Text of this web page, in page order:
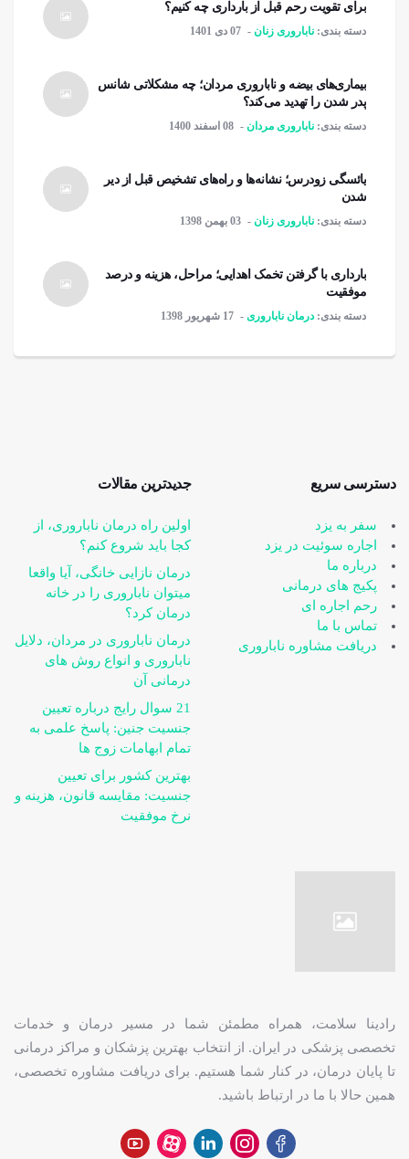
برای تقویت رحم قبل از بارداری چه کنیم؟
دسته بندی: ناباروری زنان 07 دی 1401
بیماری‌های بیضه و ناباروری مردان؛ چه مشکلاتی شانس
پدر شدن را تهدید می‌کند؟
دسته بندی: ناباروری مردان 08 اسفند 1400
یائسگی زودرس؛ نشانه‌ها و راه‌های تشخیص قبل از دیر
شدن
دسته بندی: ناباروری زنان 03 بهمن 1398
بارداری با گرفتن تخمک اهدایی؛ مراحل، هزینه و درصد
موفقیت
دسته بندی: درمان ناباروری 17 شهریور 1398
دسترسی سریع
سفر به یزد
اجاره سوئیت در یزد
درباره ما
پکیج های درمانی
رحم اجاره ای
تماس با ما
دریافت مشاوره ناباروری
جدیدترین مقالات
اولین راه درمان ناباروری، از
کجا باید شروع کنم؟
درمان نازایی خانگی، آیا واقعا
می‎توان ناباروری را در خانه
درمان کرد؟
درمان ناباروری در مردان، دلایل
ناباروری و انواع روش های
درمانی آن
21 سوال رایج درباره تعیین
جنسیت جنین: پاسخ علمی به
تمام ابهامات زوج ها
بهترین کشور برای تعیین
جنسیت: مقایسه قانون، هزینه و
نرخ موفقیت
رادینا سلامت، همراه مطمئن شما در مسیر درمان و خدمات
تخصصی پزشکی در ایران. از انتخاب بهترین پزشکان و مراکز درمانی
تا پایان درمان، در کنار شما هستیم. برای دریافت مشاوره تخصصی،
همین حالا با ما در ارتباط باشید.